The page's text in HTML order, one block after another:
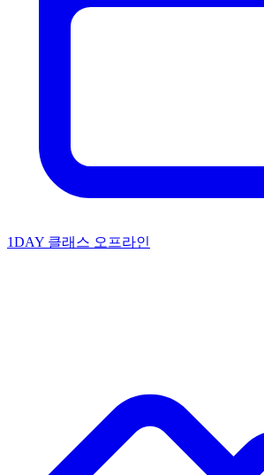
1DAY 클래스 오프라인